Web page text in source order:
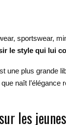
sportswear,
le style qui lui
une plus grande
naît
les